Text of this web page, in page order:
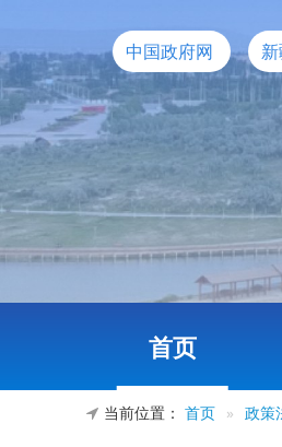
中国政府网
首页
当前位置： 首页 » 政策